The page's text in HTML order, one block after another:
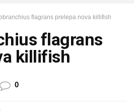
flagrans prelepa nova killifish
flagrans
killifish
0